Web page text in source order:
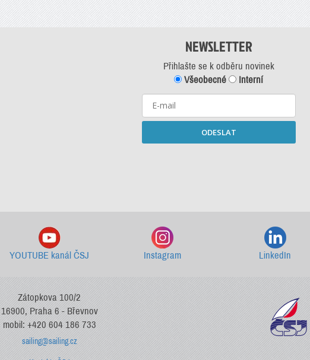
NEWSLETTER
Přihlašte se k odběru novinek
Všeobecné
Interní
ODESLAT
YOUTUBE kanál ČSJ Instagram LinkedIn
Zátopkova 100/2
16900, Praha 6 - Břevnov
mobil: +420 604 186 733
sailing@sailing.cz